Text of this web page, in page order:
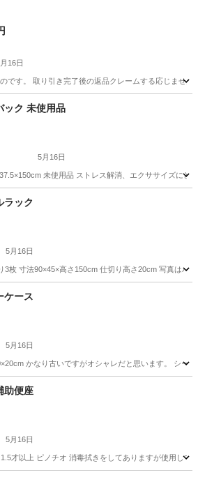
16日
です。 取り引き完了後の返品クレームする応じませ
、ギター
ック 未使用品
5月16日
未使用品 ストレス解消、エクササイズに
トネス、トレーニング
ラック
5月16日
3枚 寸法90×45×高さ150cm 仕切り高さ20cm 写真は
ケース
5月16日
かなり古いですがオシャレだと思います。 シー
キャリー
助便座
5月16日
才以上 ピノチオ 消毒拭きをしてありますが使用し